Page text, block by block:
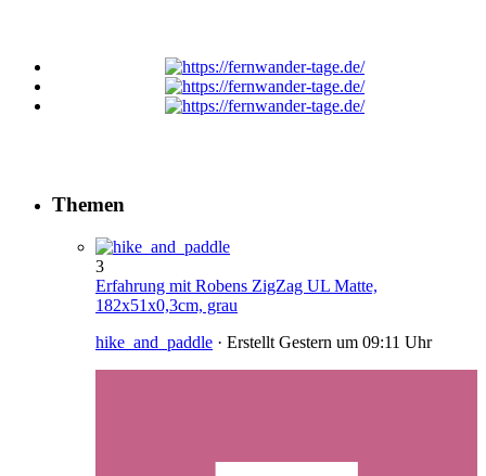
Themen
3
Erfahrung mit Robens ZigZag UL Matte,
182x51x0,3cm, grau
hike_and_paddle · Erstellt Gestern um 09:11 Uhr